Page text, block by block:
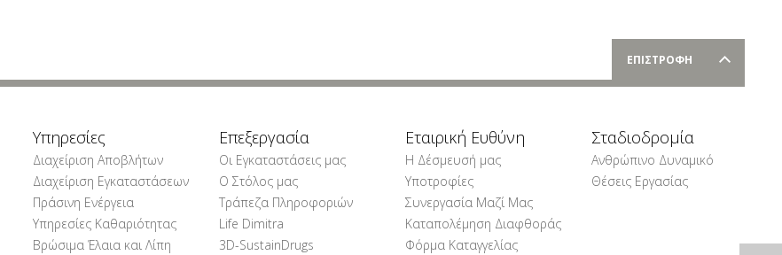
ΕΠΙΣΤΡΟΦΗ
Υπηρεσίες
Διαχείριση Αποβλήτων
Διαχείριση Εγκαταστάσεων
Πράσινη Ενέργεια
Υπηρεσίες Καθαριότητας
Βρώσιμα Έλαια και Λίπη
Επεξεργασία
Οι Εγκαταστάσεις μας
Ο Στόλος μας
Τράπεζα Πληροφοριών
Life Dimitra
3D-SustainDrugs
Εταιρική Ευθύνη
Η Δέσμευσή μας
Υποτροφίες
Συνεργασία Μαζί Μας
Καταπολέμηση Διαφθοράς
Φόρμα Καταγγελίας
Σταδιοδρομία
Ανθρώπινο Δυναμικό
Θέσεις Εργασίας